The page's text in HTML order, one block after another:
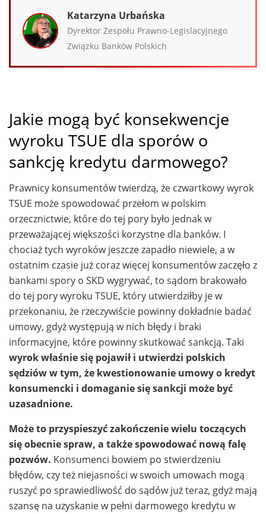
Katarzyna Urbańska
Dyrektor Zespołu Prawno-Legislacyjnego
Związku Banków Polskich
Jakie mogą być konsekwencje
wyroku TSUE dla sporów o
sankcję kredytu darmowego?
Prawnicy konsumentów twierdzą, że czwartkowy wyrok
TSUE może spowodować przełom w polskim
orzecznictwie, które do tej pory było jednak w
przeważającej większości korzystne dla banków. I
chociaż tych wyroków jeszcze zapadło niewiele, a w
ostatnim czasie już coraz więcej konsumentów zaczęło z
bankami spory o SKD wygrywać, to sądom brakowało
do tej pory wyroku TSUE, który utwierdziłby je w
przekonaniu, że rzeczywiście powinny dokładnie badać
umowy, gdyż występują w nich błędy i braki
informacyjne, które powinny skutkować sankcją. Taki
wyrok właśnie się pojawił i utwierdzi polskich
sędziów w tym, że kwestionowanie umowy o kredyt
konsumencki i domaganie się sankcji może być
uzasadnione.
Może to przyspieszyć zakończenie wielu toczących
się obecnie spraw, a także spowodować nową falę
pozwów. Konsumenci bowiem po stwierdzeniu
błędów, czy też niejasności w swoich umowach mogą
ruszyć po sprawiedliwość do sądów już teraz, gdyż mają
szansę na uzyskanie w pełni darmowego kredytu w